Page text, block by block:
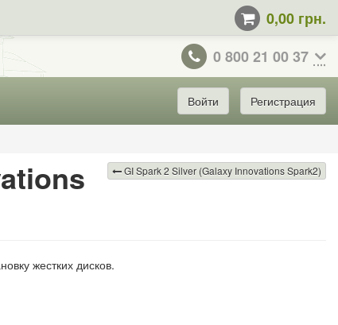
0,00 грн.
0 800 21 00 37
Войти Регистрация
GI Spark 2 Silver (Galaxy Innovations Spark2)
жестких дисков.